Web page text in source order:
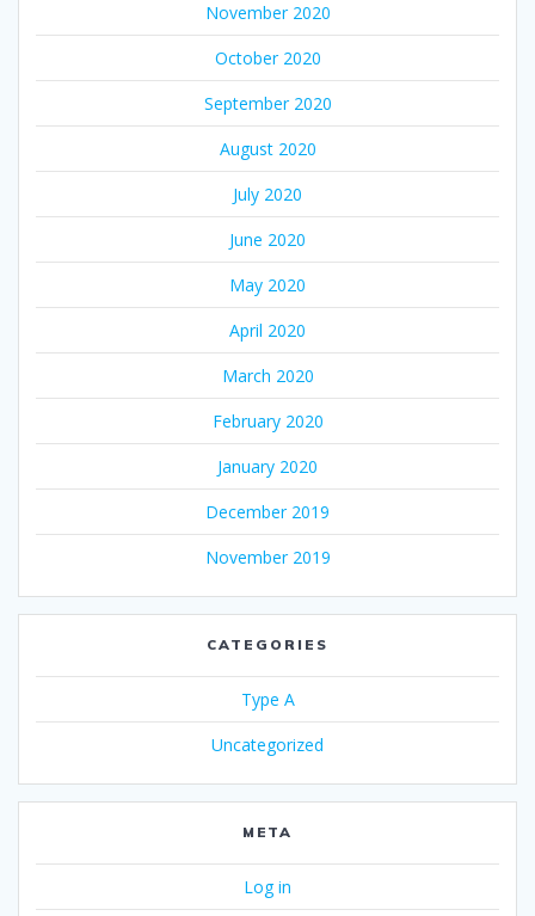
November 2020
October 2020
September 2020
August 2020
July 2020
June 2020
May 2020
April 2020
March 2020
February 2020
January 2020
December 2019
November 2019
CATEGORIES
Type A
Uncategorized
META
Log in